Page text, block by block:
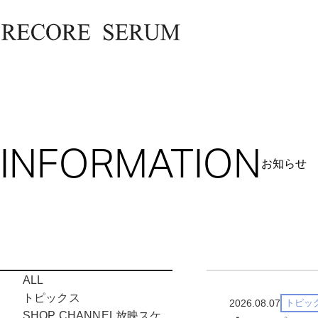
INFORMATION お知らせ
ALL
トピックス
SHOP CHANNEL放映スケ
2026.08.07 トピッ